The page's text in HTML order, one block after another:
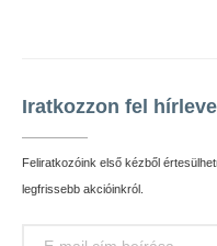
Iratkozzon fel
Feliratkozóink első kézből
legfrissebb akcióinkról.